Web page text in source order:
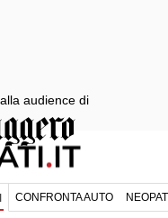
CONFRONTA AUTO
audience di